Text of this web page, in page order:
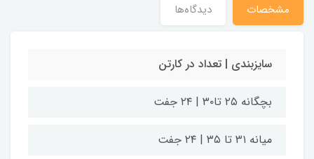
مشخصات دیدگاه‌ها
سایزبندی | تعداد در کارتن
بچگانه ۲۵ تا۳۰ | ۲۴ جفت
میانه ۳۱ تا ۳۵ | ۲۴ جفت